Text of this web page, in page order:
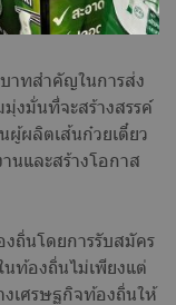
าทสำคัญในการส่ง
งมั่นที่จะสร้างสรรค์
ผลิตเส้นก๋วยเตี๋ยว
นและสร้างโอกาส
ถิ่นโดยการรับสมัคร
ท้องถิ่นไม่เพียงแต่
งเศรษฐกิจท้องถิ่นให้